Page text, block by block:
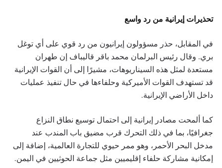
تحذيرات إيرانية من رد واسع
في المقابل، حذر مسؤولون إيرانيون من رد قوي على أي توغل
بري. وقال رئيس البرلمان محمد باقر قاليباف إن طهران
مستعدة لمثل هذه السيناريوهات، مشيرًا إلى أن القوات الإيرانية
قد تستهدف القوات الأميركية وحلفاءها في حال تنفيذ عمليات
داخل الأراضي الإيرانية.
كما ألمحت مصادر إيرانية إلى احتمال توسيع نطاق النزاع
جغرافيًا، بما في ذلك التحرك قرب مضيق باب المندب عند
مدخل البحر الأحمر، وهو ممر حيوي للتجارة العالمية، إضافة إلى
إمكانية مشاركة حلفاء إقليميين مثل جماعة الحوثيين في اليمن.